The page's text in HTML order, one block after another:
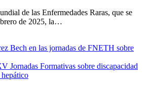
de las Enfermedades Raras, que se
de 2025, la…
Jornadas Formativas sobre discapacidad